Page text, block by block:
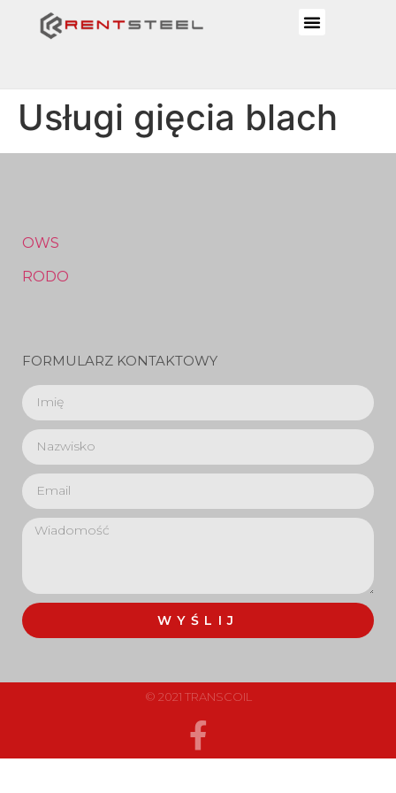
Usługi gięcia blach
OWS
RODO
FORMULARZ KONTAKTOWY
WYŚLIJ
© 2021 TRANSCOIL